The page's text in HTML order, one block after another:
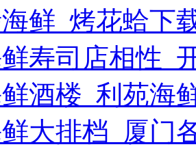
鲜_烤花蛤下
寿司店相性_
酒楼_利苑海
大排档_厦门